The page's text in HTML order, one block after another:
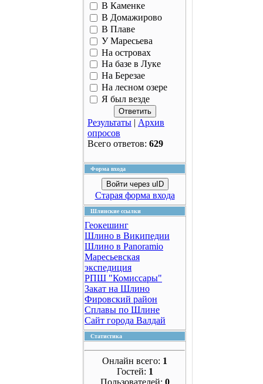
В Каменке
В Домажирово
В Плаве
У Маресьева
На островах
На базе в Луке
На Березае
На лесном озере
Я был везде
Результаты | Архив
опросов
Всего ответов: 629
Форма входа
Войти через uID
Старая форма входа
Шлинские ссылки
Геокешинг
Шлино в Википедии
Шлино в Panoramio
Маресьевская
экспедиция
РПШ "Комиссары"
Закат на Шлино
Фировский район
Сплавы по Шлине
Сайт города Валдай
Статистика
Онлайн всего: 1
Гостей: 1
Пользователей: 0